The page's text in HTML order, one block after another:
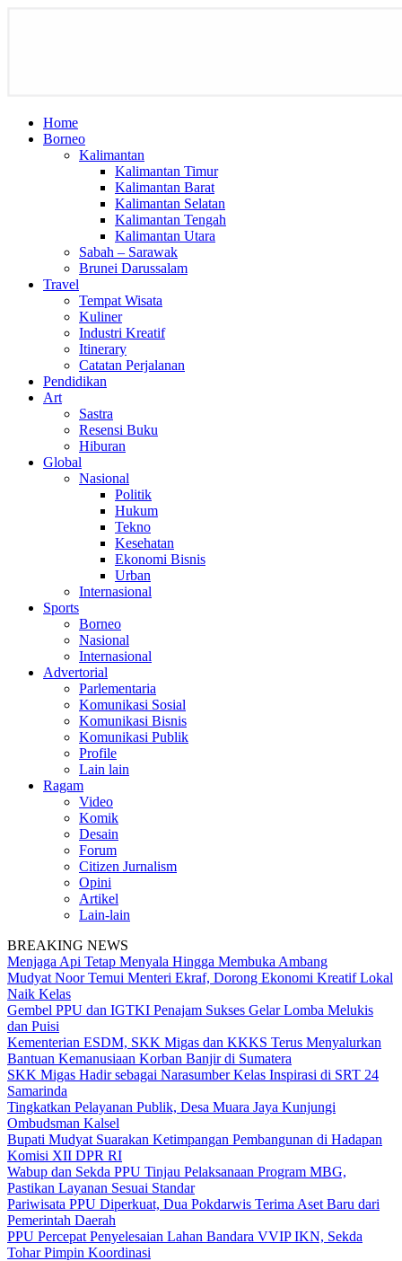
Home
Borneo
Kalimantan
Kalimantan Timur
Kalimantan Barat
Kalimantan Selatan
Kalimantan Tengah
Kalimantan Utara
Sabah – Sarawak
Brunei Darussalam
Travel
Tempat Wisata
Kuliner
Industri Kreatif
Itinerary
Catatan Perjalanan
Pendidikan
Art
Sastra
Resensi Buku
Hiburan
Global
Nasional
Politik
Hukum
Tekno
Kesehatan
Ekonomi Bisnis
Urban
Internasional
Sports
Borneo
Nasional
Internasional
Advertorial
Parlementaria
Komunikasi Sosial
Komunikasi Bisnis
Komunikasi Publik
Profile
Lain lain
Ragam
Video
Komik
Desain
Forum
Citizen Jurnalism
Opini
Artikel
Lain-lain
BREAKING NEWS
Menjaga Api Tetap Menyala Hingga Membuka Ambang
Mudyat Noor Temui Menteri Ekraf, Dorong Ekonomi Kreatif Lokal
Naik Kelas
Gembel PPU dan IGTKI Penajam Sukses Gelar Lomba Melukis
dan Puisi
Kementerian ESDM, SKK Migas dan KKKS Terus Menyalurkan
Bantuan Kemanusiaan Korban Banjir di Sumatera
SKK Migas Hadir sebagai Narasumber Kelas Inspirasi di SRT 24
Samarinda
Tingkatkan Pelayanan Publik, Desa Muara Jaya Kunjungi
Ombudsman Kalsel
Bupati Mudyat Suarakan Ketimpangan Pembangunan di Hadapan
Komisi XII DPR RI
Wabup dan Sekda PPU Tinjau Pelaksanaan Program MBG,
Pastikan Layanan Sesuai Standar
Pariwisata PPU Diperkuat, Dua Pokdarwis Terima Aset Baru dari
Pemerintah Daerah
PPU Percepat Penyelesaian Lahan Bandara VVIP IKN, Sekda
Tohar Pimpin Koordinasi